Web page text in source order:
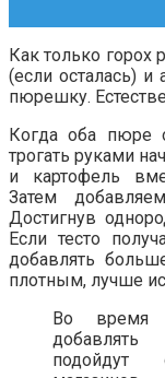
Как только горох
(если осталась)
пюрешку.
Когда оба пюре
трогать руками
и картофель
Затем
Достигнув
Если тесто
добавлять
плотным, лучше
Во время